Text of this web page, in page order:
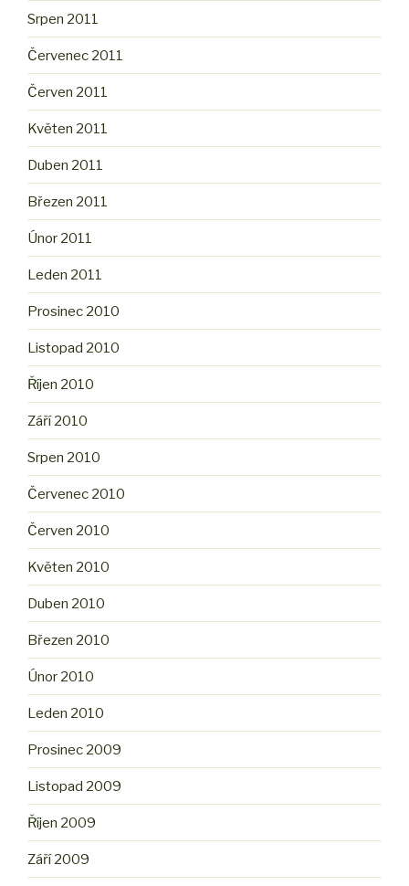
Srpen 2011
Červenec 2011
Červen 2011
Květen 2011
Duben 2011
Březen 2011
Únor 2011
Leden 2011
Prosinec 2010
Listopad 2010
Říjen 2010
Září 2010
Srpen 2010
Červenec 2010
Červen 2010
Květen 2010
Duben 2010
Březen 2010
Únor 2010
Leden 2010
Prosinec 2009
Listopad 2009
Říjen 2009
Září 2009